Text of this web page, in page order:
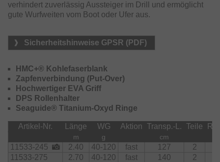
verhindert zuverlässig Aussteiger im Drill und ermöglicht
gute Wurfweiten vom Boot oder Ufer aus.
Sicherheitshinweise GPSR (PDF)
HMC+® Kohlefaserblank
Zapfenverbindung (Put-Over)
Hochwertiger EVA Griff
DPS Rollenhalter
Seaguide® Titanium-Oxyd Ringe
Artikel-Nr. Länge WG Aktion Transp.-L. Teile
m g cm
11533-245 2.40 40-120 fast 127 2
11533-275
2.70 40-120 fast 140 2